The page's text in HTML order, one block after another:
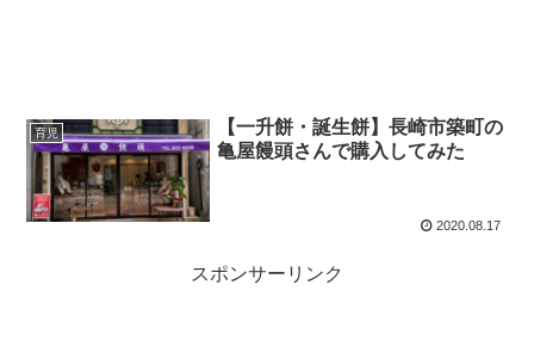
育児
【一升餅・誕生餅】長崎市築町の
亀屋饅頭さんで購入してみた
2020.08.17
スポンサーリンク